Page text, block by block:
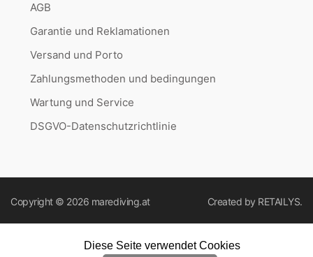
AGB
Garantie und Reklamationen
Versand und Porto
Zahlungsmethoden und bedingungen
Wartung und Service
DSGVO-Datenschutzrichtlinie
Copyright © 2026 marediving.at Created by RETAILYS.
Diese Seite verwendet Cookies